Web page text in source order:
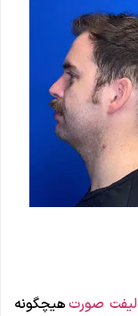
لیفت صورتهیچگونه